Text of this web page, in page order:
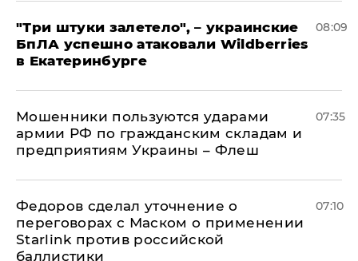
"Три штуки залетело", – украинские
БпЛА успешно атаковали Wildberries
в Екатеринбурге
08:09
Мошенники пользуются ударами
армии РФ по гражданским складам и
предприятиям Украины – Флеш
07:35
Федоров сделал уточнение о
переговорах с Маском о применении
Starlink против российской
баллистики
07:10